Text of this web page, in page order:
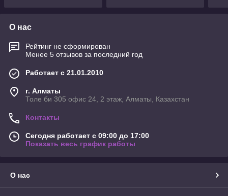
О нас
Рейтинг не сформирован
Менее 5 отзывов за последний год
Работает с 21.01.2010
г. Алматы
Толе би 305 офис 24, 2 этаж, Алматы, Казахстан
Контакты
Сегодня работает с 09:00 до 17:00
Показать весь график работы
О нас